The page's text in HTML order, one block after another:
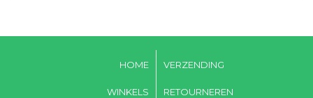
HOME
WINKELS
VERZENDING
RETOURNEREN